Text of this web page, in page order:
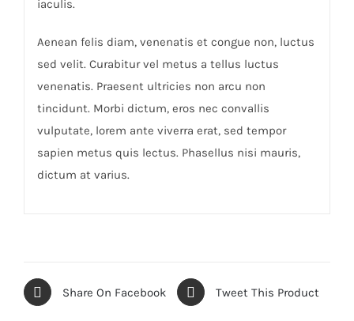
iaculis.
Aenean felis diam, venenatis et congue non, luctus
sed velit. Curabitur vel metus a tellus luctus
venenatis. Praesent ultricies non arcu non
tincidunt. Morbi dictum, eros nec convallis
vulputate, lorem ante viverra erat, sed tempor
sapien metus quis lectus. Phasellus nisi mauris,
dictum at varius.
Share On Facebook Tweet This Product